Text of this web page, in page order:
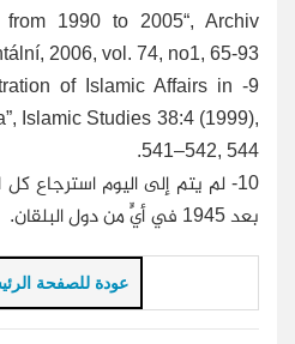
1990 to 2005“, Archiv
2006, vol. 74, no1, 65-93.
9-
of Islamic Affairs in
Islamic Studies 38:4 (1999),
541–542, 544.
10- ل
م يتم إلى اليوم استرجاع كل
بعد 1945 في أيٍّ من دول البلقان.
عودة للصفحة